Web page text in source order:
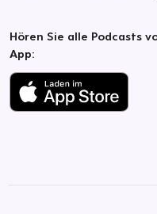
Hören Sie alle Podcasts
App: